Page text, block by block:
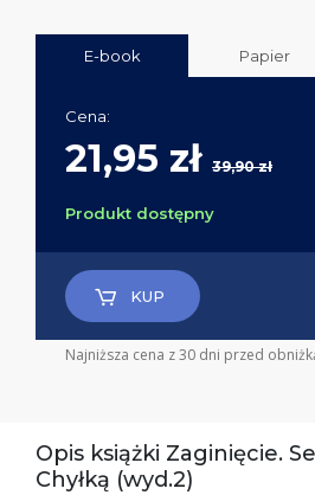
E-book Papier
Cena:
21,95 zł 39,90 zł
Produkt dostępny
KUP
Najniższa cena z 30 dni przed
Opis książki Zaginięcie.
Chyłką (wyd.2)